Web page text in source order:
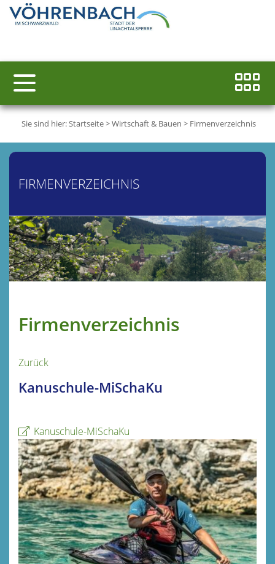
Sie sind hier:Startseite>Wirtschaft & Bauen > Firmenverzeichnis
FIRMENVERZEICHNIS
Firmenverzeichnis
Zurück
Kanuschule-MiSchaKu
Kanuschule-MiSchaKu